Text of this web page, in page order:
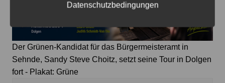
Der Grünen-Kandidat für das Bürgermeisteramt in
Sehnde, Sandy Steve Choitz, setzt seine Tour in Dolgen
fort - Plakat: Grüne
Datenschutzbedingungen